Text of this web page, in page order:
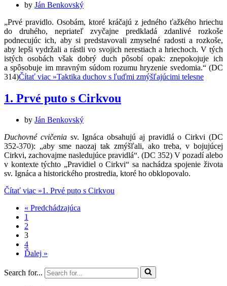
by Ján Benkovský
„Prvé pravidlo. Osobám, ktoré kráčajú z jedného ťažkého hriechu
do druhého, nepriateľ zvyčajne predkladá zdanlivé rozkoše
podnecujúc ich, aby si predstavovali zmyselné radosti a rozkoše,
aby lepši vydržali a rástli vo svojich nerestiach a hriechoch. V tých
istých osobách však dobrý duch pôsobí opak: znepokojuje ich
a spôsobuje im mravným súdom rozumu hryzenie svedomia.“ (DC
314)Čítať viac »Taktika duchov s ľuďmi zmýšľajúcimi telesne
1. Prvé puto s Cirkvou
by Ján Benkovský
Duchovné cvičeniasv. Ignáca obsahujú aj pravidlá o Cirkvi (DC
352-370): „aby sme naozaj tak zmýšľali, ako treba, v bojujúcej
Cirkvi, zachovajme nasledujúce pravidlá“. (DC 352) V pozadí alebo
v kontexte týchto „Pravidiel o Cirkvi“ sa nachádza spojenie života
sv. Ignáca a historického prostredia, ktoré ho obklopovalo.
Čítať viac »1. Prvé puto s Cirkvou
« Predchádzajúca
1
2
3
4
Ďalej »
Search for...